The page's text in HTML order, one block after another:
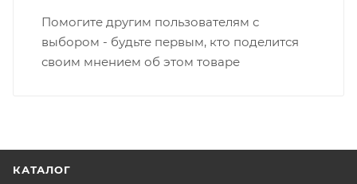
Помогите другим пользователям с
выбором - будьте первым, кто поделится
своим мнением об этом товаре
КАТАЛОГ